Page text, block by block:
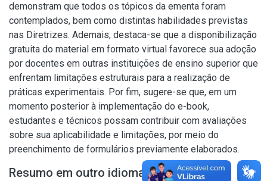
demonstram que todos os tópicos da ementa foram
contemplados, bem como distintas habilidades previstas
nas Diretrizes. Ademais, destaca-se que a disponibilização
gratuita do material em formato virtual favorece sua adoção
por docentes em outras instituições de ensino superior que
enfrentam limitações estruturais para a realização de
práticas experimentais. Por fim, sugere-se que, em um
momento posterior à implementação do e-book,
estudantes e técnicos possam contribuir com avaliações
sobre sua aplicabilidade e limitações, por meio do
preenchimento de formulários previamente elaborados.
Resumo em outro idioma